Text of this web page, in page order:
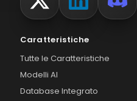
Caratteristiche
Tutte le Caratteristiche
Modelli AI
Database Integrato